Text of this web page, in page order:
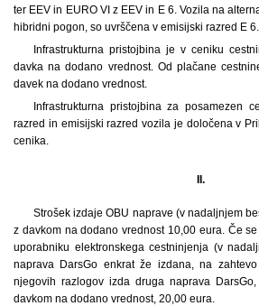
ter EEV in EURO VI z EEV in E 6. Vozila na
hibridni pogon, so uvrščena v emisijski razred E 6.
Infrastrukturna pristojbina je v ceniku
davka na dodano vrednost. Od plačane
davek na dodano vrednost.
Infrastrukturna pristojbina za posamezen
razred in emisijski razred vozila je določena v
cenika.
II.
Strošek izdaje OBU naprave (v nadaljnjem
z davkom na dodano vrednost 10,00 eura. Če
uporabniku elektronskega cestninjenja (v
naprava DarsGo enkrat že izdana, na
njegovih razlogov izda druga naprava
davkom na dodano vrednost, 20,00 eura.